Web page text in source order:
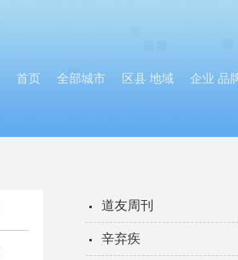
首页 全部城市 区县 地域 企业 品
道友周刊
辛弃疾